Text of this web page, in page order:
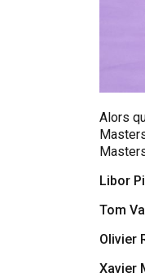
Alors
Libor
Tom
Olivier
Xavier